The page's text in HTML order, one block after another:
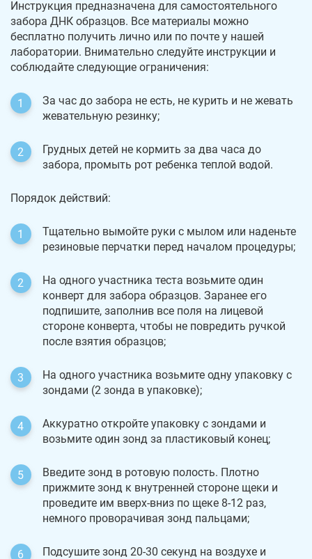
Инструкция предназначена для самостоятельного
забора ДНК образцов. Все материалы можно
бесплатно получить лично или по почте у нашей
лаборатории. Внимательно следуйте инструкции и
соблюдайте следующие ограничения:
За час до забора не есть, не курить и не жевать
жевательную резинку;
Грудных детей не кормить за два часа до
забора, промыть рот ребенка теплой водой.
Порядок действий:
Тщательно вымойте руки с мылом или наденьте
резиновые перчатки перед началом процедуры;
На одного участника теста возьмите один
конверт для забора образцов. Заранее его
подпишите, заполнив все поля на лицевой
стороне конверта, чтобы не повредить ручкой
после взятия образцов;
На одного участника возьмите одну упаковку с
зондами (2 зонда в упаковке);
Аккуратно откройте упаковку с зондами и
возьмите один зонд за пластиковый конец;
Введите зонд в ротовую полость. Плотно
прижмите зонд к внутренней стороне щеки и
проведите им вверх-вниз по щеке 8-12 раз,
немного проворачивая зонд пальцами;
Подсушите зонд 20-30 секунд на воздухе и